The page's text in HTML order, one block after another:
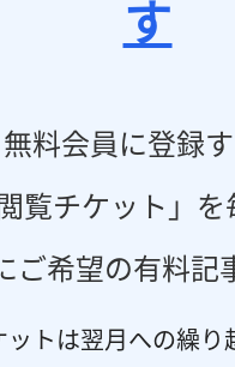
す
無料会員に登録
覧チケット」
ご希望の有料記
トは翌月への繰り